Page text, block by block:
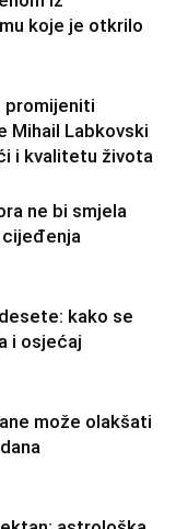
koje je otkrilo
promijeniti
Mihail Labkovski
i kvalitetu života
ne bi smjela
kako se
i osjećaj
može olakšati